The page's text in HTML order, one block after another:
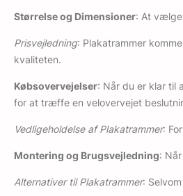
Størrelse og Dimensioner: At vælge
Prisvejledning: Plakatrammer
kvaliteten.
Købsovervejelser: Når du er klar til
for at træffe en velovervejet
Vedligeholdelse af Plakatrammer:
Montering og Brugsvejledning:
Alternativer til Plakatrammer: